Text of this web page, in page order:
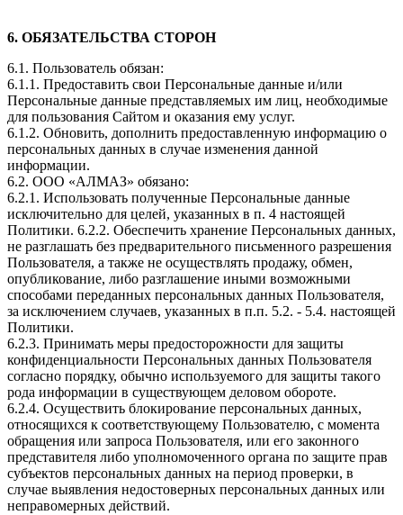
6. ОБЯЗАТЕЛЬСТВА СТОРОН
6.1. Пользователь обязан:
6.1.1. Предоставить свои Персональные данные и/или
Персональные данные представляемых им лиц, необходимые
для пользования Сайтом и оказания ему услуг.
6.1.2. Обновить, дополнить предоставленную информацию о
персональных данных в случае изменения данной
информации.
6.2. ООО «АЛМАЗ» обязано:
6.2.1. Использовать полученные Персональные данные
исключительно для целей, указанных в п. 4 настоящей
Политики. 6.2.2. Обеспечить хранение Персональных данных,
не разглашать без предварительного письменного разрешения
Пользователя, а также не осуществлять продажу, обмен,
опубликование, либо разглашение иными возможными
способами переданных персональных данных Пользователя,
за исключением случаев, указанных в п.п. 5.2. - 5.4. настоящей
Политики.
6.2.3. Принимать меры предосторожности для защиты
конфиденциальности Персональных данных Пользователя
согласно порядку, обычно используемого для защиты такого
рода информации в существующем деловом обороте.
6.2.4. Осуществить блокирование персональных данных,
относящихся к соответствующему Пользователю, с момента
обращения или запроса Пользователя, или его законного
представителя либо уполномоченного органа по защите прав
субъектов персональных данных на период проверки, в
случае выявления недостоверных персональных данных или
неправомерных действий.